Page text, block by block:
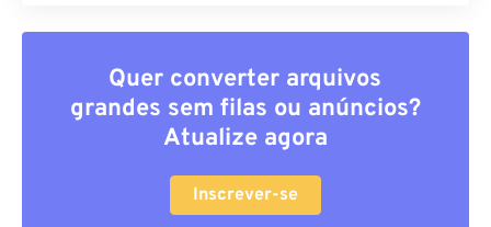
Quer converter arquivos
grandes sem filas ou anúncios?
Atualize agora
Inscrever-se